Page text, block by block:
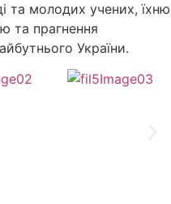
та молодих учених, їхню
та прагнення
України.